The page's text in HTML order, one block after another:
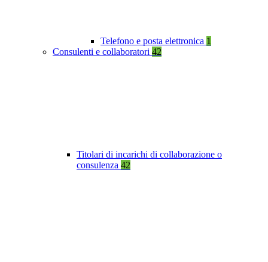
Telefono e posta elettronica 1
Consulenti e collaboratori 42
Titolari di incarichi di collaborazione o
consulenza 42